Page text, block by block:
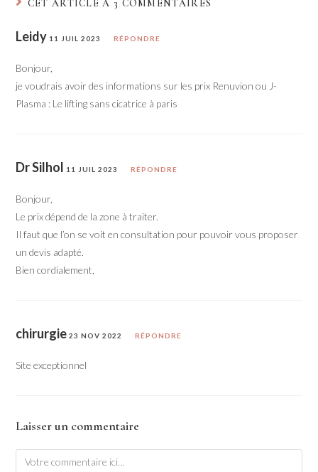
CET ARTICLE A 3 COMMENTAIRES
Leidy 11 JUIL 2023 RÉPONDRE
Bonjour,
je voudrais avoir des informations sur les prix Renuvion ou J-
Plasma : Le lifting sans cicatrice à paris
Dr Silhol 11 JUIL 2023 RÉPONDRE
Bonjour,
Le prix dépend de la zone à traiter.
Il faut que l’on se voit en consultation pour pouvoir vous proposer
un devis adapté.
Bien cordialement,
chirurgie 23 NOV 2022 RÉPONDRE
Site exceptionnel
Laisser un commentaire